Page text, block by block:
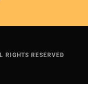
RESERVED